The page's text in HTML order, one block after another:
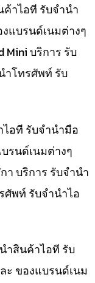
ค้าไอที รับจำนำ
แบรนด์เนมต่างๆ
Mini บริการ รับ
ำโทรศัพท์ รับ
อที รับจำนำมือ
รนด์เนมต่างๆ
า บริการ รับจำนำ
พท์ รับจำนำไอ
ำสินค้าไอที รับ
ะ ของแบรนด์เนม